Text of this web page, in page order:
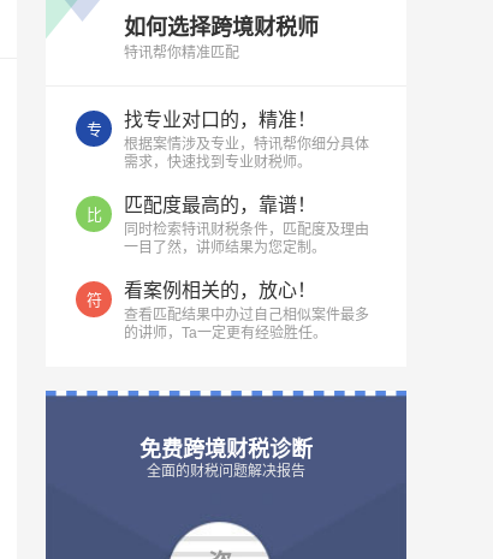
如何选择跨境财税师
特讯帮你精准匹配
专 找专业对口的，精准！
根据案情涉及专业，特讯帮你细分具体
需求，快速找到专业财税师。
比 匹配度最高的，靠谱！
同时检索特讯财税条件，匹配度及理由
一目了然，讲师结果为您定制。
符 看案例相关的，放心！
查看匹配结果中办过自己相似案件最多
的讲师，Ta一定更有经验胜任。
免费跨境财税诊断
全面的财税问题解决报告